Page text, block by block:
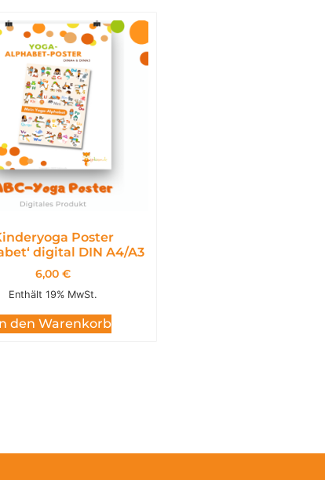
Poster
digital DIN A4/A3
6,00 €
Enthält 19% MwSt.
den Warenkorb